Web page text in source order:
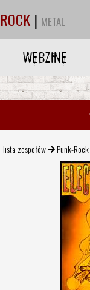
ROCK | METAL
WEBZINE
lista zespołów Punk-Rock